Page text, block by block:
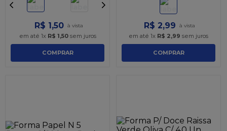
R$ 1,50
em até 1x R$ 1,50sem juros
COMPRAR
R$ 2,99
em até 1x R$ 2,99 sem juros
COMPRAR